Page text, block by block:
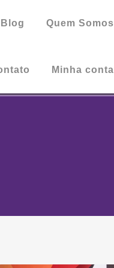
Blog Quem Somos
Minha conta